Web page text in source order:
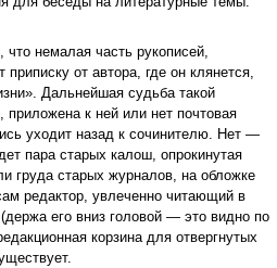
что немалая часть рукописей,
от автора, где он клянется,
Дальнейшая судьба такой
приложена к ней или нет почтовая
уходит назад к сочинителю. Нет —
пара старых калош, опрокинутая
груда старых журналов, на обложке
редактор, увлеченно читающий в
(держа его вниз головой — это видно по
корзина для отвергнутых